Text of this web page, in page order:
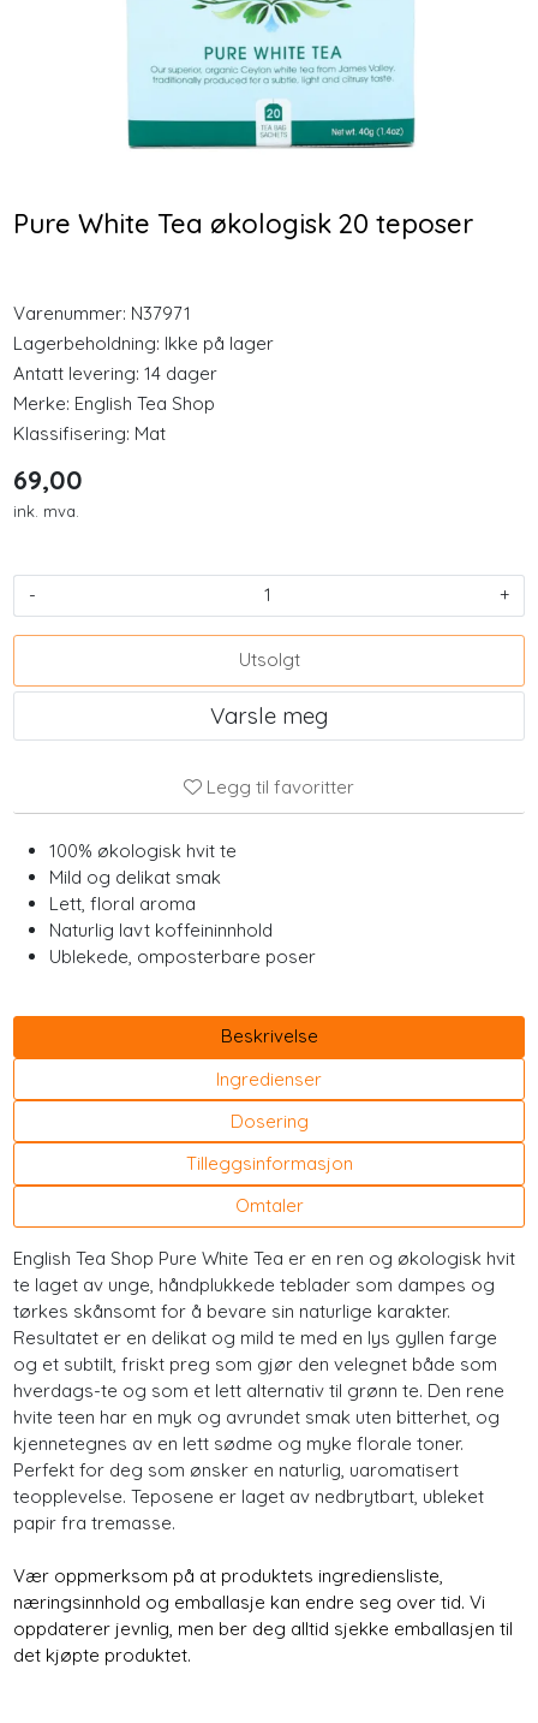
Plantforce Synergy
Protein Vanilje 400g
349,00
-25 %
NAC 600 mg, 60 kapsler
226,50
Pure White Tea økologisk 20 teposer
Varenummer: N37971
Lagerbeholdning: Ikke på lager
Antatt levering: 14 dager
Merke: English Tea Shop
Klassifisering: Mat
69,00
ink. mva.
- +
Utsolgt
Varsle meg
Legg til favoritter
100% økologisk hvit te
Mild og delikat smak
Lett, floral aroma
Naturlig lavt koffeininnhold
Ublekede, omposterbare poser
Beskrivelse
Ingredienser
Dosering
Tilleggsinformasjon
Omtaler
English Tea Shop Pure White Tea er en ren og økologisk hvit
te laget av unge, håndplukkede teblader som dampes og
tørkes skånsomt for å bevare sin naturlige karakter.
Resultatet er en delikat og mild te med en lys gyllen farge
og et subtilt, friskt preg som gjør den velegnet både som
hverdags-te og som et lett alternativ til grønn te. Den rene
hvite teen har en myk og avrundet smak uten bitterhet, og
kjennetegnes av en lett sødme og myke florale toner.
Perfekt for deg som ønsker en naturlig, uaromatisert
teopplevelse. Teposene er laget av nedbrytbart, ubleket
papir fra tremasse.
Vær oppmerksom på at produktets ingrediensliste,
næringsinnhold og emballasje kan endre seg over tid. Vi
oppdaterer jevnlig, men ber deg alltid sjekke emballasjen til
det kjøpte produktet.
Merker